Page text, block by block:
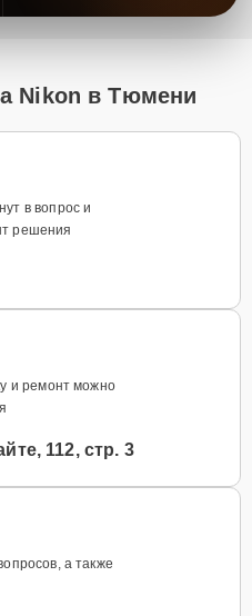
Nikon в Тюмени
в вопрос и
решения
и ремонт можно
112, стр. 3
а также